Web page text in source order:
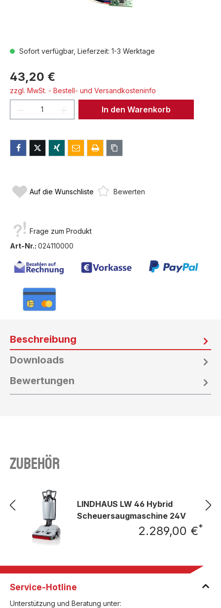
Sofort verfügbar, Lieferzeit: 1-3 Werktage
43,20 €
zzgl. MwSt. - Bestell- und Versandkosteninfo
Produkt Anzahl: Gib den
In den Warenkorb
Auf die Wunschliste Bewerten
Frage zum Produkt
Art-Nr.: 024110000
Beschreibung
Downloads
Bewertungen
Zubehör
LINDHAUS LW 46 Hybrid
Scheuersaugmaschine 24V
2.289,00 €*
Service-Hotline
Unterstützung und Beratung unter: